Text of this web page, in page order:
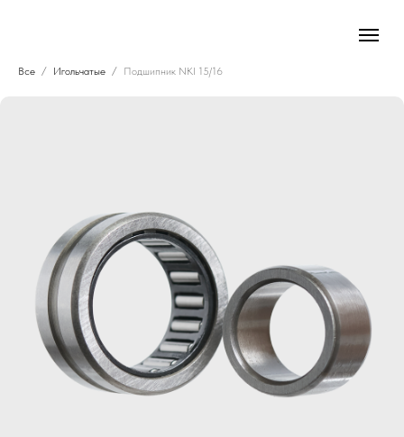
Все Игольчатые Подшипник NKI 15/16